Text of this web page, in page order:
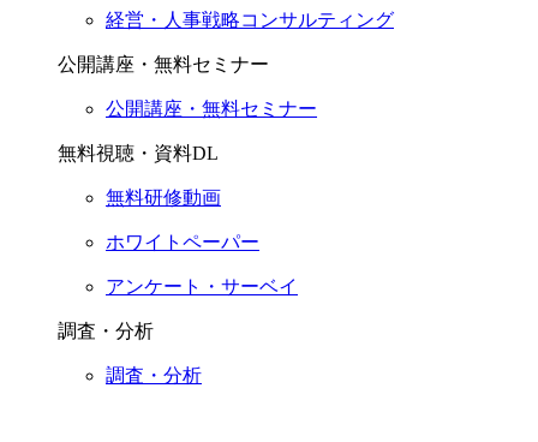
経営・人事戦略コンサルティング
公開講座・無料セミナー
公開講座・無料セミナー
無料視聴・資料DL
無料研修動画
ホワイトペーパー
アンケート・サーベイ
調査・分析
調査・分析